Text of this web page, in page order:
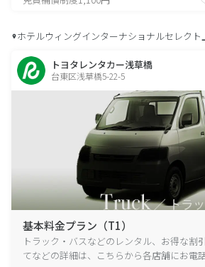
ホテルウィングインターナショナルセレクト
トヨタレンタカー浅草橋
台東区浅草橋5-22-5
基本料金プラン（T1）
トラック・バスなどのレンタル、お得な割
てなどの詳細は、こちらから各店舗にお電